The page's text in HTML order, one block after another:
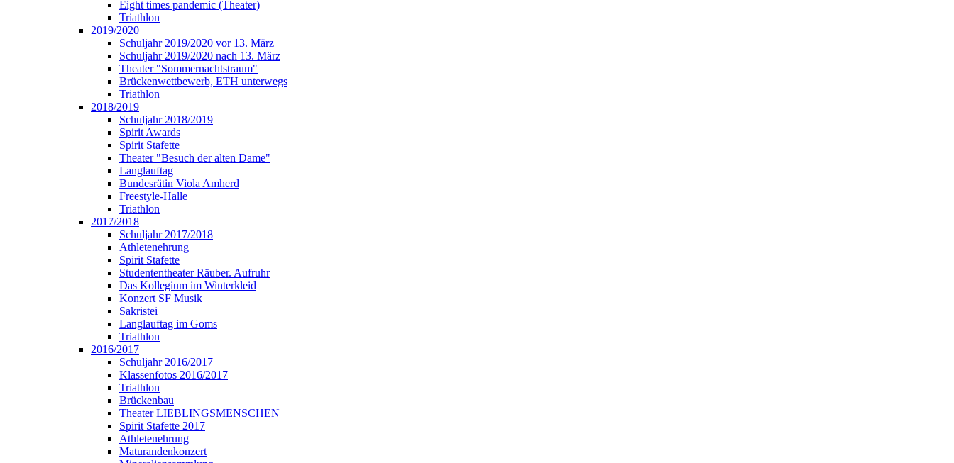
Eight times pandemic (Theater)
Triathlon
2019/2020
Schuljahr 2019/2020 vor 13. März
Schuljahr 2019/2020 nach 13. März
Theater "Sommernachtstraum"
Brückenwettbewerb, ETH unterwegs
Triathlon
2018/2019
Schuljahr 2018/2019
Spirit Awards
Spirit Stafette
Theater "Besuch der alten Dame"
Langlauftag
Bundesrätin Viola Amherd
Freestyle-Halle
Triathlon
2017/2018
Schuljahr 2017/2018
Athletenehrung
Spirit Stafette
Studententheater Räuber. Aufruhr
Das Kollegium im Winterkleid
Konzert SF Musik
Sakristei
Langlauftag im Goms
Triathlon
2016/2017
Schuljahr 2016/2017
Klassenfotos 2016/2017
Triathlon
Brückenbau
Theater LIEBLINGSMENSCHEN
Spirit Stafette 2017
Athletenehrung
Maturandenkonzert